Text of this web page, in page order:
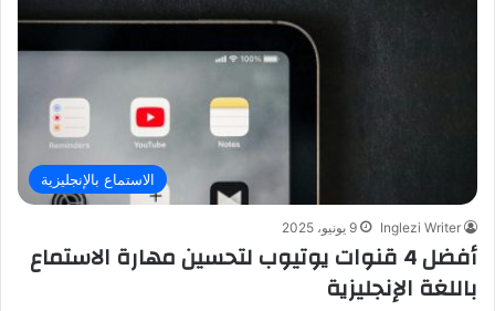
الاستماع بالإنجليزية
Inglezi Writer 9 يونيو، 2025
أفضل 4 قنوات يوتيوب لتحسين مهارة الاستماع
باللغة الإنجليزية